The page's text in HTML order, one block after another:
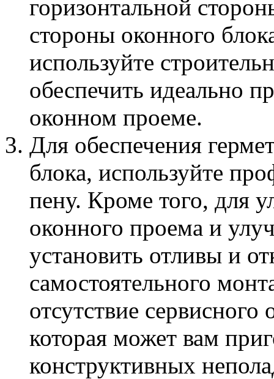
горизонтальной
стороны оконного
используйте
обеспечить идеально
оконном проеме.
Для обеспечения
блока, используйте
пену. Кроме того, для
оконного проема и
установить отливы и
самостоятельного
отсутствие
которая может вам
конструктивных